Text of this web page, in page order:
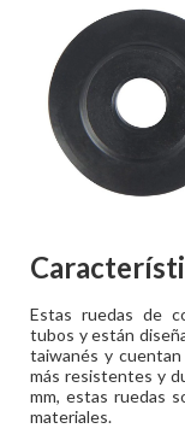
Estas ruedas de
tubos y están
taiwanés y
más resistentes y
mm, estas ruedas
materiales.